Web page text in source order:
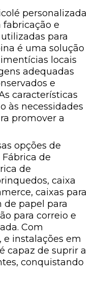
personalizada
fabricação e
para
é uma solução
locais
adequadas
e
características
às necessidades
promover a
opções de
de
de
caixa
caixas para
papel para
para correio e
Com
instalações em
capaz de suprir a
conquistando